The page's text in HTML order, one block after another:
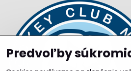
Predvoľby